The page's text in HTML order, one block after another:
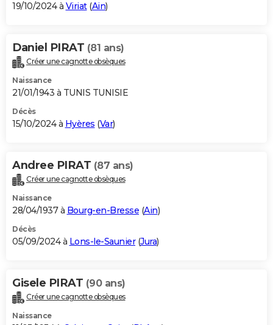
19/10/2024 à Viriat(Ain)
Daniel PIRAT (81 ans)
Créer une cagnotte obsèques
Naissance
21/01/1943 à TUNIS TUNISIE
Décès
15/10/2024 à Hyères (Var)
Andree PIRAT (87 ans)
Créer une cagnotte obsèques
Naissance
28/04/1937 à Bourg-en-Bresse (Ain)
Décès
05/09/2024 à Lons-le-Saunier(Jura)
Gisele PIRAT (90 ans)
Créer une cagnotte obsèques
Naissance